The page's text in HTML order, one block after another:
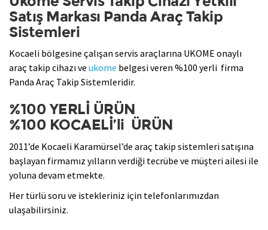
Satış Markası Panda Araç Takip
Sistemleri
Kocaeli bölgesine çalışan servis araçlarına UKOME onaylı
araç takip cihazı ve ukome belgesi veren %100 yerli firma
Panda Araç Takip Sistemleridir.
%100 YERLİ ÜRÜN
%100 KOCAELİ’li ÜRÜN
2011’de Kocaeli Karamürsel’de araç takip sistemleri satışına
başlayan firmamız yılların verdiği tecrübe ve müşteri ailesi ile
yoluna devam etmekte.
Her türlü soru ve istekleriniz için telefonlarımızdan
ulaşabilirsiniz.